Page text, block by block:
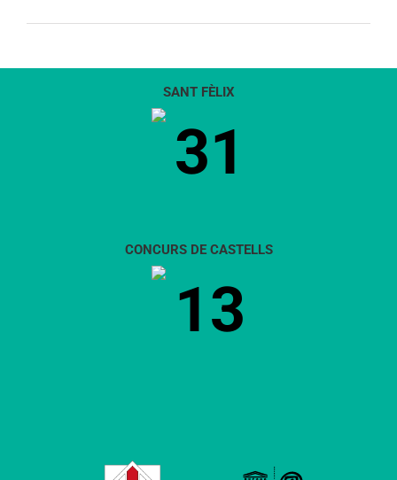
SANT FÈLIX
31
CONCURS DE CASTELLS
13